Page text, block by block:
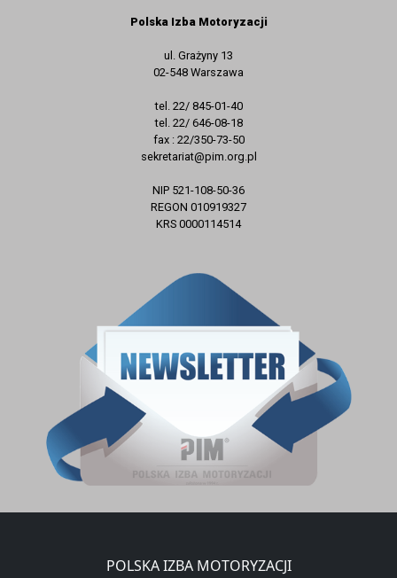
Polska Izba Motoryzacji
ul. Grażyny 13
02-548 Warszawa
tel. 22/ 845-01-40
tel. 22/ 646-08-18
fax : 22/350-73-50
sekretariat@pim.org.pl
NIP 521-108-50-36
REGON 010919327
KRS 0000114514
ZAPISZ SIĘ DO NEWSLETTERA
E-mail
Zapisz się
POLSKA IZBA MOTORYZACJI